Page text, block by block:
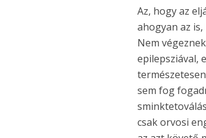
Az, hogy az
ahogyan az
Nem
epilepsziával,
sem fog
csak orvosi